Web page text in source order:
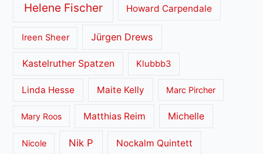
Helene Fischer Howard Carpendale
Ireen Sheer Jürgen Drews
Kastelruther Spatzen Klubbb3
Linda Hesse Maite Kelly Marc Pircher
Mary Roos Matthias Reim Michelle
Nicole Nik P Nockalm Quintett